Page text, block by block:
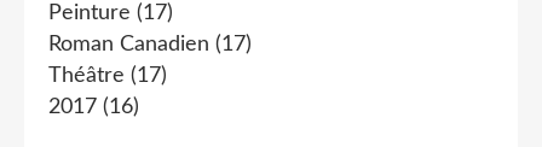
Peinture (17)
Roman Canadien (17)
Théâtre (17)
2017 (16)